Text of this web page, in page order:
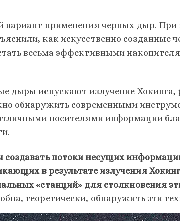
вариант применения черных дыр.
как искусственно созданные
весьма эффективными
дыры испускают излучение Хокинга,
обнаружить современными
носителями информации
создавать потоки несущих
в результате излучения
«станций» для столкновения
теоретически, обнаружить эти